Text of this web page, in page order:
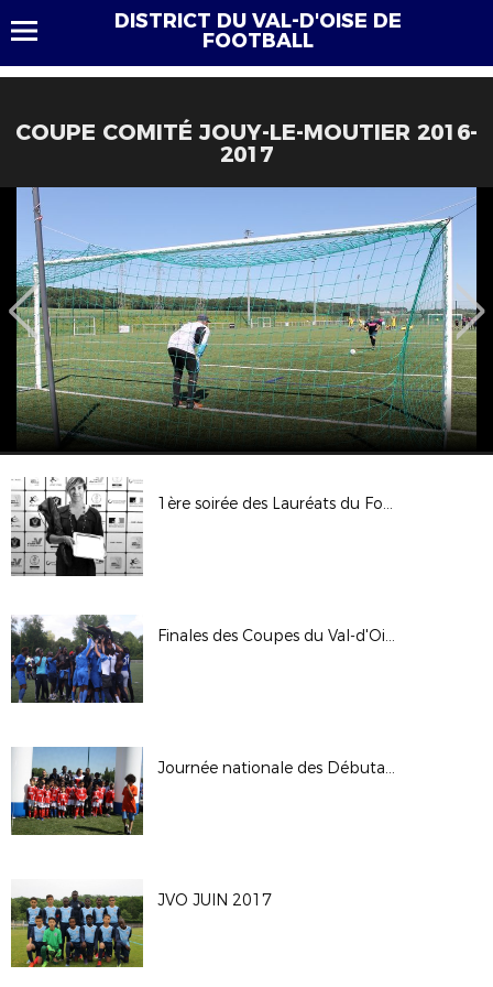
DISTRICT DU VAL-D'OISE DE
FOOTBALL
COUPE COMITÉ JOUY-LE-MOUTIER 2016-
2017
1ère soirée des Lauréats du Football 95 2017
Finales des Coupes du Val-d'Oise 2017
Journée nationale des Débutants 2017
JVO JUIN 2017